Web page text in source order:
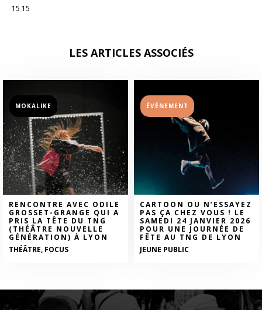
15 15
LES ARTICLES ASSOCIÉS
RENCONTRE AVEC ODILE
GROSSET-GRANGE QUI A
PRIS LA TÊTE DU TNG
(THÉÂTRE NOUVELLE
GÉNÉRATION) À LYON
THÉÂTRE, FOCUS
MOKALIKE
CARTOON OU N’ESSAYEZ
PAS ÇA CHEZ VOUS ! LE
SAMEDI 24 JANVIER 2026
POUR UNE JOURNÉE DE
FÊTE AU TNG DE LYON
JEUNE PUBLIC
ÉVÈNEMENT